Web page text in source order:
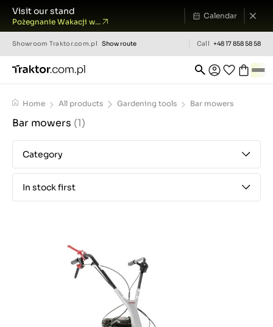
Visit our stand
Pożegnanie Wakacji w...
Calendar
Showroom Traktor.com.pl Show route Call +48 17 858 58 58
Home All products Gardening tools Bar mowers
Bar mowers (1)
Category
In stock first